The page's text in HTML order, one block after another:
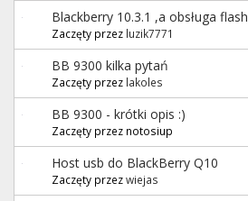
Blackberry 10.3.1 ,a obsługa flash
Zaczęty przez luzik7771
BB 9300 kilka pytań
Zaczęty przez lakoles
BB 9300 - krótki opis :)
Zaczęty przez notosiup
Host usb do BlackBerry Q10
Zaczęty przezwiejas